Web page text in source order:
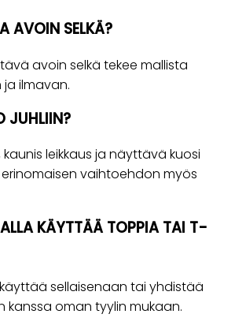
AVOIN SELKÄ?
avoin selkä tekee mallista
ja ilmavan.
JUHLIIN?
kaunis leikkaus ja näyttävä kuosi
vaihtoehdon myös
KÄYTTÄÄ TOPPIA TAI T-
käyttää sellaisenaan tai yhdistää
oman tyylin mukaan.